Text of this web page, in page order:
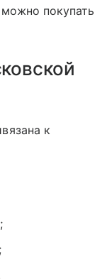
покупать
к